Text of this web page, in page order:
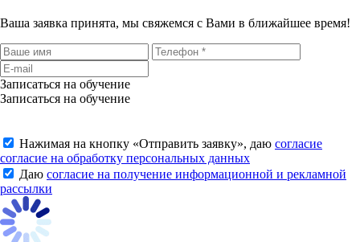
Ваша заявка принята, мы свяжемся с Вами в ближайшее время!
Записаться на обучение
Записаться на обучение
Нажимая на кнопку «Отправить заявку», даю согласие
согласие на обработку персональных данных
Даю согласие на получение информационной и рекламной
рассылки